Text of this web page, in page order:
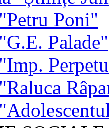
Poni"
Palade"